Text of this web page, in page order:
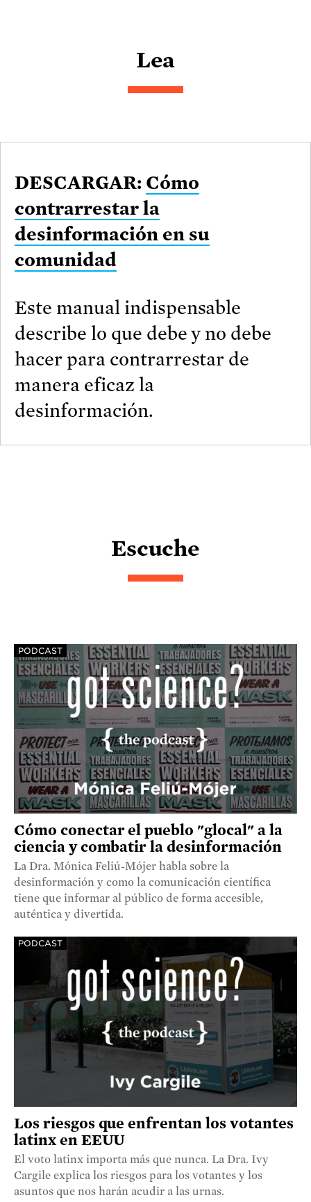
Lea
DESCARGAR: Cómo
contrarrestar la
desinformación en su
comunidad
Este manual indispensable
describe lo que debe y no debe
hacer para contrarrestar de
manera eficaz la
desinformación.
Escuche
PODCAST
Cómo conectar el pueblo "glocal" a la
ciencia y combatir la desinformación
La Dra. Mónica Feliú-Mójer habla sobre la
desinformación y como la comunicación científica
tiene que informar al público de forma accesible,
auténtica y divertida.
PODCAST
Los riesgos que enfrentan los votantes
latinx en EEUU
El voto latinx importa más que nunca. La Dra. Ivy
Cargile explica los riesgos para los votantes y los
asuntos que nos harán acudir a las urnas.